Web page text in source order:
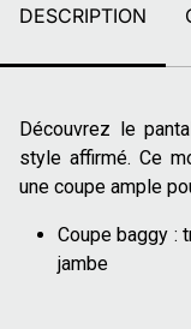
DESCRIPTION
Découvrez le
style affirmé. Ce
une coupe ample
Coupe baggy :
jambe